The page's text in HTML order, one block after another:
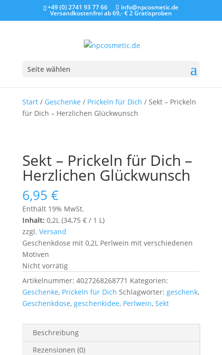
+49 (0) 2741 93 77 66 info@npcosmetic.de
Versandkostenfrei ab 69,- €2 Gratisproben
Seite wählen
Start/ Geschenke / Prickeln für Dich / Sekt – Prickeln
für Dich – Herzlichen Glückwunsch
Sekt – Prickeln für Dich –
Herzlichen Glückwunsch
6,95 €
Enthält 19% MwSt.
Inhalt: 0,2L (34,75 €/ 1 L)
zzgl. Versand
Geschenkdose mit 0,2L Perlwein mit verschiedenen
Motiven
Nicht vorrätig
Artikelnummer: 4027268268771 Kategorien:
Geschenke, Prickeln für Dich Schlagwörter: geschenk,
Geschenkdose, geschenkidee, Perlwein, Sekt
Beschreibung
Rezensionen (0)